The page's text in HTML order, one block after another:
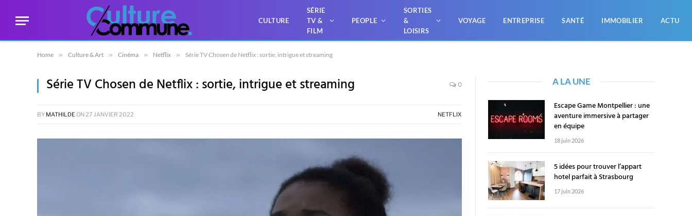
CULTURE
SÉRIE
TV &
FILM
PEOPLE
SORTIES
&
LOISIRS
VOYAGE ENTREPRISE SANTÉ IMMOBILIER ACTU
Home » Culture & Art » Cinéma » Netflix » Série TV Chosen de Netflix : sortie, intrigue et streaming
Série TV Chosen de Netflix : sortie, intrigue et streaming 0
BY MATHILDEON 27 JANVIER 2022 NETFLIX
A LA UNE
Escape Game Montpellier : une
aventure immersive à partager
en équipe
18 juin 2026
5 idées pour trouver l’appart
hotel parfait à Strasbourg
17 juin 2026